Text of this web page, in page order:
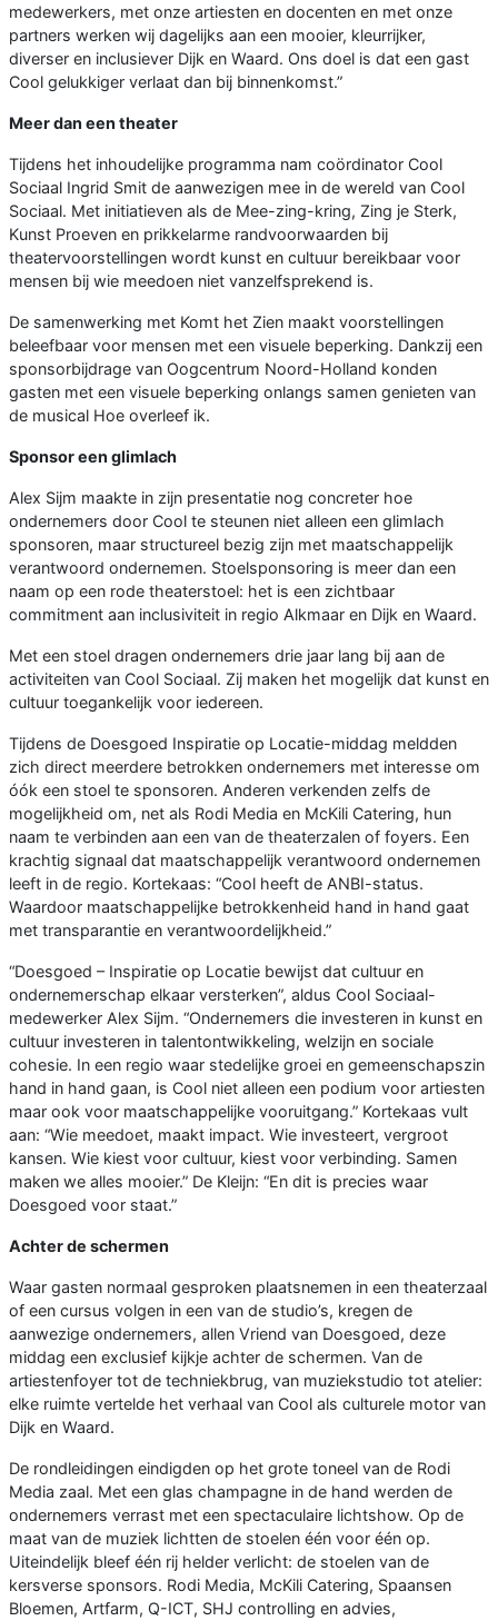
medewerkers, met onze artiesten en docenten en met onze
partners werken wij dagelijks aan een mooier, kleurrijker,
diverser en inclusiever Dijk en Waard. Ons doel is dat een gast
Cool gelukkiger verlaat dan bij binnenkomst.”
Meer dan een theater
Tijdens het inhoudelijke programma nam coördinator Cool
Sociaal Ingrid Smit de aanwezigen mee in de wereld van Cool
Sociaal. Met initiatieven als de Mee-zing-kring, Zing je Sterk,
Kunst Proeven en prikkelarme randvoorwaarden bij
theatervoorstellingen wordt kunst en cultuur bereikbaar voor
mensen bij wie meedoen niet vanzelfsprekend is.
De samenwerking met Komt het Zien maakt voorstellingen
beleefbaar voor mensen met een visuele beperking. Dankzij een
sponsorbijdrage van Oogcentrum Noord-Holland konden
gasten met een visuele beperking onlangs samen genieten van
de musical Hoe overleef ik.
Sponsor een glimlach
Alex Sijm maakte in zijn presentatie nog concreter hoe
ondernemers door Cool te steunen niet alleen een glimlach
sponsoren, maar structureel bezig zijn met maatschappelijk
verantwoord ondernemen. Stoelsponsoring is meer dan een
naam op een rode theaterstoel: het is een zichtbaar
commitment aan inclusiviteit in regio Alkmaar en Dijk en Waard.
Met een stoel dragen ondernemers drie jaar lang bij aan de
activiteiten van Cool Sociaal. Zij maken het mogelijk dat kunst en
cultuur toegankelijk voor iedereen.
Tijdens de Doesgoed Inspiratie op Locatie-middag meldden
zich direct meerdere betrokken ondernemers met interesse om
óók een stoel te sponsoren. Anderen verkenden zelfs de
mogelijkheid om, net als Rodi Media en McKili Catering, hun
naam te verbinden aan een van de theaterzalen of foyers. Een
krachtig signaal dat maatschappelijk verantwoord ondernemen
leeft in de regio. Kortekaas: “Cool heeft de ANBI-status.
Waardoor maatschappelijke betrokkenheid hand in hand gaat
met transparantie en verantwoordelijkheid.”
“Doesgoed – Inspiratie op Locatie bewijst dat cultuur en
ondernemerschap elkaar versterken”, aldus Cool Sociaal-
medewerker Alex Sijm. “Ondernemers die investeren in kunst en
cultuur investeren in talentontwikkeling, welzijn en sociale
cohesie. In een regio waar stedelijke groei en gemeenschapszin
hand in hand gaan, is Cool niet alleen een podium voor artiesten
maar ook voor maatschappelijke vooruitgang.” Kortekaas vult
aan: “Wie meedoet, maakt impact. Wie investeert, vergroot
kansen. Wie kiest voor cultuur, kiest voor verbinding. Samen
maken we alles mooier.” De Kleijn: “En dit is precies waar
Doesgoed voor staat.”
Achter de schermen
Waar gasten normaal gesproken plaatsnemen in een theaterzaal
of een cursus volgen in een van de studio’s, kregen de
aanwezige ondernemers, allen Vriend van Doesgoed, deze
middag een exclusief kijkje achter de schermen. Van de
artiestenfoyer tot de techniekbrug, van muziekstudio tot atelier:
elke ruimte vertelde het verhaal van Cool als culturele motor van
Dijk en Waard.
De rondleidingen eindigden op het grote toneel van de Rodi
Media zaal. Met een glas champagne in de hand werden de
ondernemers verrast met een spectaculaire lichtshow. Op de
maat van de muziek lichtten de stoelen één voor één op.
Uiteindelijk bleef één rij helder verlicht: de stoelen van de
kersverse sponsors. Rodi Media, McKili Catering, Spaansen
Bloemen, Artfarm, Q-ICT, SHJ controlling en advies,